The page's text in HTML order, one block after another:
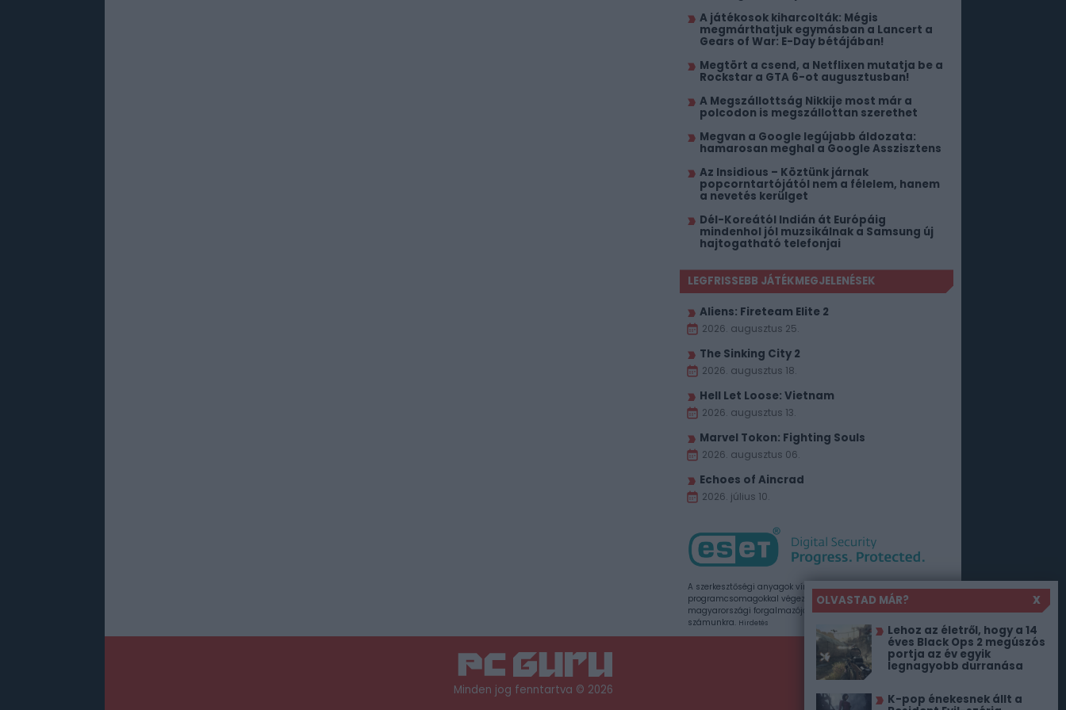
OLVASTAD MÁR?
X
Lehoz az életről, hogy a 14
éves Black Ops 2 megúszós
portja az év egyik
legnagyobb durranása
K-pop énekesnek állt a
A játékosok kiharcolták: Mégis
megmárthatjuk egymásban a Lancert a
Gears of War: E-Day bétájában!
Megtört a csend, a Netflixen mutatja be a
Rockstar a GTA 6-ot augusztusban!
A Megszállottság Nikkije most már a
polcodon is megszállottan szerethet
Megvan a Google legújabb áldozata:
hamarosan meghal a Google Asszisztens
Az Insidious – Köztünk járnak
popcorntartójától nem a félelem, hanem
a nevetés kerülget
Dél-Koreától Indián át Európáig
mindenhol jól muzsikálnak a Samsung új
hajtogatható telefonjai
LEGFRISSEBB JÁTÉKMEGJELENÉSEK
Aliens: Fireteam Elite 2
2026. augusztus 25.
The Sinking City 2
2026. augusztus 18.
Hell Let Loose: Vietnam
2026. augusztus 13.
Marvel Tokon: Fighting Souls
2026. augusztus 06.
Echoes of Aincrad
2026. július 10.
A szerkesztőségi anyagok vírusellenőrzését az ESET
programcsomagokkal végezzük, amelyet a szoftver
magyarországi forgalmazója, a Sicontact Kft. biztosít
számunkra. Hirdetés
Minden jog fenntartva © 2026